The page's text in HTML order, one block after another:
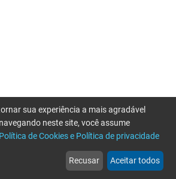
web
Notícias
more_horiz
Mais
sua experiência a mais agradável
neste site, você assume
Política de Cookies e Política de privacidade
Recusar Aceitar todos
por favor tente novamente